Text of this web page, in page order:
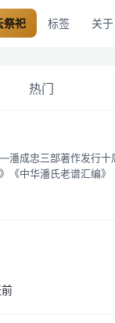
祭祀 标签 关于
热门
成忠三部著作发行十
《中华潘氏老谱汇编
国 23 个省市区的潘氏
愿与大家分享这份喜悦